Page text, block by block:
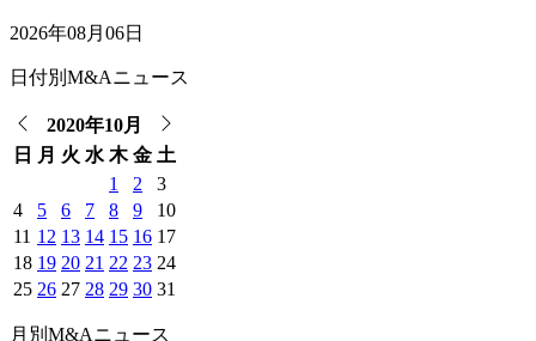
2026年08月06日
日付別M&Aニュース
2020年10月
日
月 火 水 木 金 土
1
2
3
4
5 6 7 8 9
10
11 12 13 14 15 16 17
18 19 20 21 22 23 24
25 26 27 28 29 30 31
月別M&Aニュース